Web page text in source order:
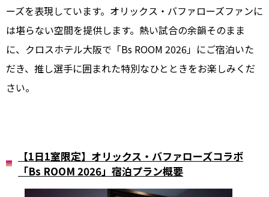
ーズを表現しています。オリックス・バファローズファンに
は堪らない空間を提供します。熱い試合の余韻そのまま
に、クロスホテル大阪で「Bs ROOM 2026」にご宿泊いた
だき、推し選手に囲まれた特別なひとときをお楽しみくだ
さい。
【1日1室限定】オリックス・バファローズコラボ
「Bs ROOM 2026」宿泊プラン概要